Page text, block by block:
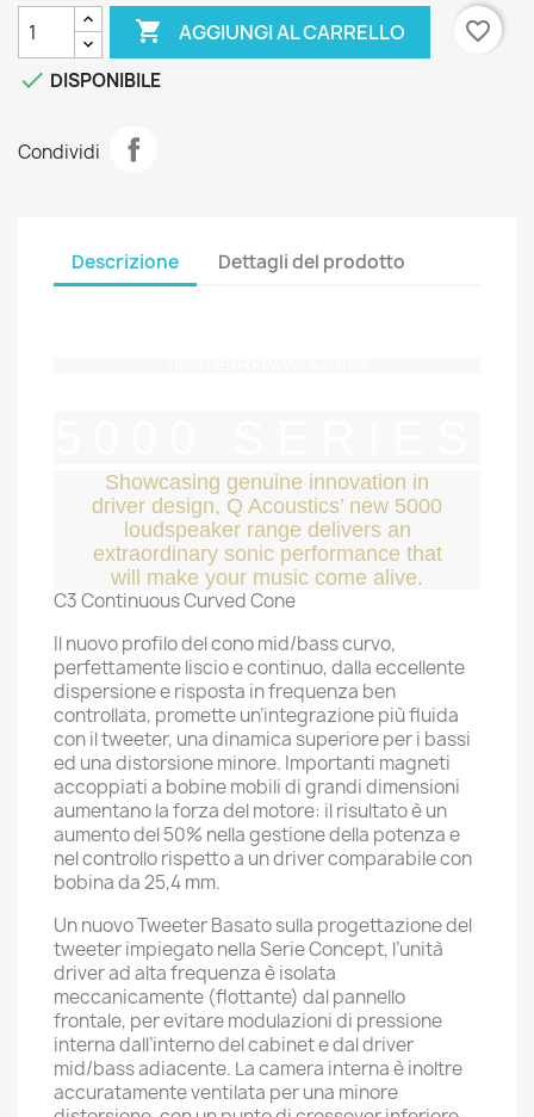
 AGGIUNGI AL CARRELLO
favorite_border
 DISPONIBILE
Condividi
Descrizione Dettagli del prodotto
Showcasing genuine innovation in
driver design, Q Acoustics’ new 5000
loudspeaker range delivers an
extraordinary sonic performance that
will make your music come alive.
C3 Continuous Curved Cone
Il nuovo profilo del cono mid/bass curvo,
perfettamente liscio e continuo, dalla eccellente
dispersione e risposta in frequenza ben
controllata, promette un’integrazione più fluida
con il tweeter, una dinamica superiore per i bassi
ed una distorsione minore. Importanti magneti
accoppiati a bobine mobili di grandi dimensioni
aumentano la forza del motore: il risultato è un
aumento del 50% nella gestione della potenza e
nel controllo rispetto a un driver comparabile con
bobina da 25,4 mm.
Un nuovo Tweeter Basato sulla progettazione del
tweeter impiegato nella Serie Concept, l’unità
driver ad alta frequenza è isolata
meccanicamente (flottante) dal pannello
frontale, per evitare modulazioni di pressione
interna dall’interno del cabinet e dal driver
mid/bass adiacente. La camera interna è inoltre
accuratamente ventilata per una minore